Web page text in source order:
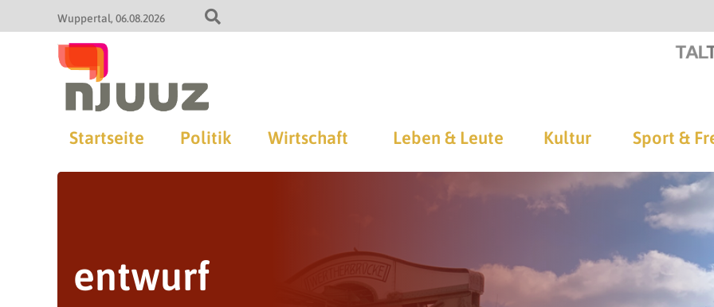
Wuppertal 06.08.2026
Startseite Politik Wirtschaft Leben & Leute Kultur Sport &
entwurf